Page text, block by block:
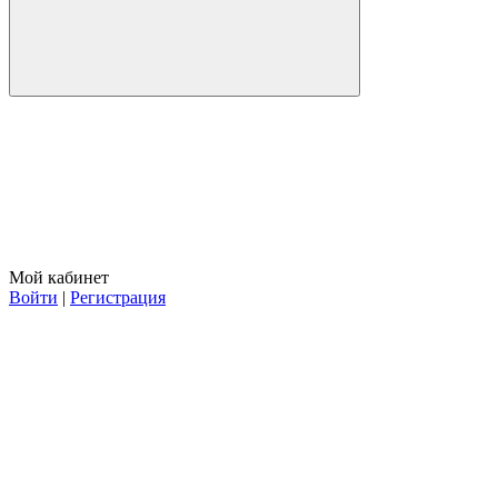
Мой кабинет
Войти | Регистрация